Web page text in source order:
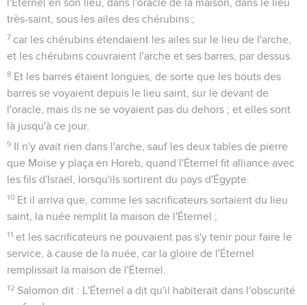
l'Éternel en son lieu, dans l'oracle de la maison, dans le lieu
très-saint, sous les ailes des chérubins ;
7 car les chérubins étendaient les ailes sur le lieu de l'arche,
et les chérubins couvraient l'arche et ses barres, par dessus.
8 Et les barres étaient longues, de sorte que les bouts des
barres se voyaient depuis le lieu saint, sur le devant de
l'oracle, mais ils ne se voyaient pas du dehors ; et elles sont
là jusqu'à ce jour.
9 Il n'y avait rien dans l'arche, sauf les deux tables de pierre
que Moïse y plaça en Horeb, quand l'Éternel fit alliance avec
les fils d'Israël, lorsqu'ils sortirent du pays d'Égypte.
10 Et il arriva que, comme les sacrificateurs sortaient du lieu
saint, la nuée remplit la maison de l'Éternel ;
11 et les sacrificateurs ne pouvaient pas s'y tenir pour faire le
service, à cause de la nuée, car la gloire de l'Éternel
remplissait la maison de l'Éternel.
12 Salomon dit : L'Éternel a dit qu'il habiterait dans l'obscurité